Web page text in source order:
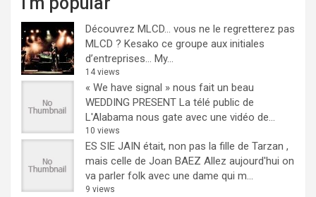
Découvrez MLCD… vous ne le regretterez pas
MLCD ? Kesako ce groupe aux initiales
d’entreprises… My...
14 views
« We have signal » nous fait un beau
WEDDING PRESENT La télé public de
L'Alabama nous gate avec une vidéo de...
10 views
ES SIE JAIN était, non pas la fille de Tarzan ,
mais celle de Joan BAEZ Allez aujourd'hui on
va parler folk avec une dame qui m...
9 views